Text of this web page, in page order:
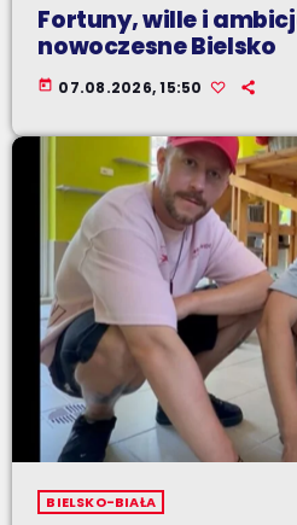
Fortuny, wille i
nowoczesne Bielsko
today 07.08.2026, 15:50
BIELSKO-BIAŁA